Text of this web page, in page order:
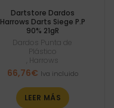
Dartstore Dardos
Harrows Darts Siege P.P
90% 21gR
Dardos Punta de
Plástico
Harrows
66,76€ Iva incluido
LEER MÁS